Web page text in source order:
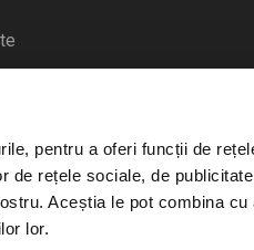
pentru a oferi funcții de
de rețele sociale, de
Aceștia le pot combina cu
lor.